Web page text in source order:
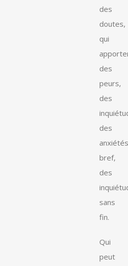
des
doutes,
qui
des
peurs,
des
des
bref,
des
sans
fin.
Qui
peut